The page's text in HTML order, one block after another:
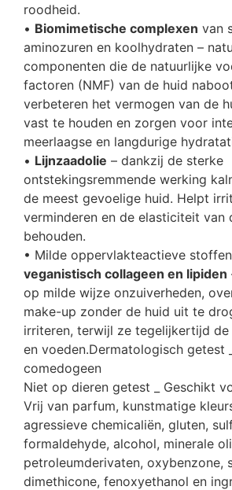
roodheid.
• Biomimetische complexen van
aminozuren en koolhydraten –
componenten die de natuurlijke
factoren (NMF) van de huid
verbeteren het vermogen van de
vast te houden en zorgen voor
meerlaagse en langdurige
• Lijnzaadolie – dankzij de sterke
ontstekingsremmende werking
de meest gevoelige huid. Helpt
verminderen en de elasticiteit van
behouden.
• Milde oppervlakteactieve
veganistisch collageen en lipiden
op milde wijze onzuiverheden,
make-up zonder de huid uit te
irriteren, terwijl ze tegelijkertijd de
en voeden.Dermatologisch getest
comedogeen
Niet op dieren getest _ Geschikt
Vrij van parfum, kunstmatige
agressieve chemicaliën, gluten,
formaldehyde, alcohol, minerale
petroleumderivaten, oxybenzone,
dimethicone, fenoxyethanol en